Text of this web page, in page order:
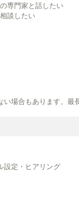
専門家と話したい
談したい
場合もあります。最
設定・ヒアリング